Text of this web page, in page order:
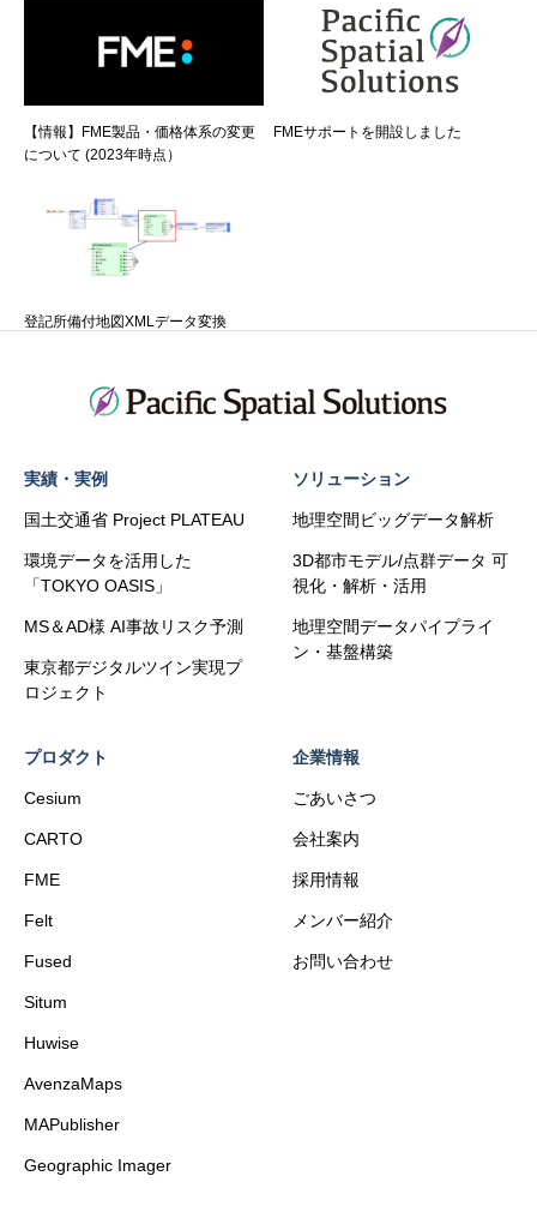
【情報】FME製品・価格体系の変更
について (2023年時点）
FMEサポートを開設しました
登記所備付地図XMLデータ変換
実績・実例
国土交通省 Project PLATEAU
環境データを活用した
「TOKYO OASIS」
MS＆AD様 AI事故リスク予測
東京都デジタルツイン実現プ
ロジェクト
ソリューション
地理空間ビッグデータ解析
3D都市モデル/点群データ 可
視化・解析・活用
地理空間データパイプライ
ン・基盤構築
プロダクト
Cesium
CARTO
FME
Felt
Fused
Situm
Huwise
AvenzaMaps
MAPublisher
Geographic Imager
企業情報
ごあいさつ
会社案内
採用情報
メンバー紹介
お問い合わせ